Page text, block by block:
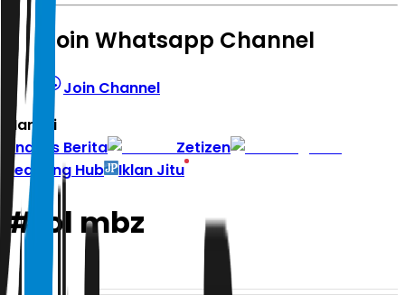
Join Whatsapp Channel
Join Channel
Hari ini
Indeks Berita
Zetizen
Learning Hub
Iklan Jitu
# tol mbz